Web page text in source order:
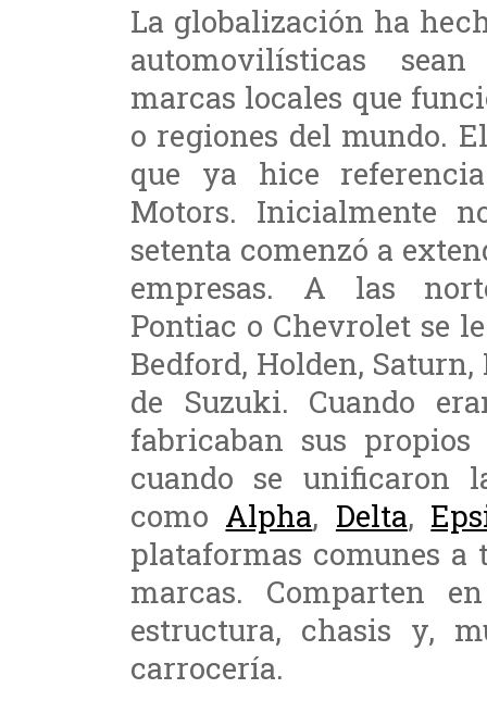
La globalización ha
automovilísticas
marcas locales que
o regiones del mundo.
que ya hice
Motors. Inicialmente
setenta comenzó a
empresas. A las
Pontiac o Chevrolet se
Bedford, Holden, Saturn,
de Suzuki. Cuando
fabricaban sus
cuando se unificaron
como Alpha, Delta,
plataformas comunes a
marcas. Comparten
estructura, chasis y,
carrocería.